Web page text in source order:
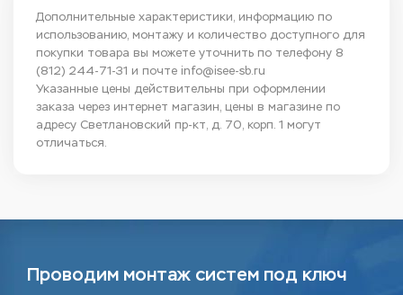
Дополнительные характеристики, информацию по
использованию, монтажу и количество доступного для
покупки товара вы можете уточнить по телефону 8
(812) 244-71-31 и почте info@isee-sb.ru
Указанные цены действительны при оформлении
заказа через интернет магазин, цены в магазине по
адресу Светлановский пр-кт, д. 70, корп. 1 могут
отличаться.
Проводим монтаж систем под ключ